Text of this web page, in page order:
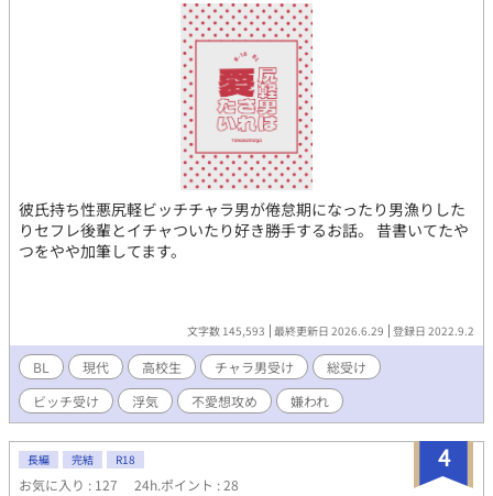
彼氏持ち性悪尻軽ビッチチャラ男が倦怠期になったり男漁りした
りセフレ後輩とイチャついたり好き勝手するお話。 昔書いてたや
つをやや加筆してます。
文字数 145,593 最終更新日 2026.6.29 登録日 2022.9.2
BL 現代 高校生 チャラ男受け
総受け
ビッチ受け
浮気 不愛想攻め 嫌われ
4
長編 完結 R18
お気に入り : 127 24h.ポイント : 28